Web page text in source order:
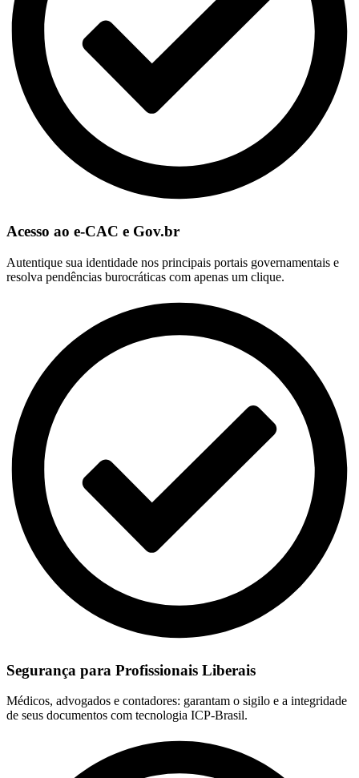
Acesso ao e-CAC e Gov.br
Autentique sua identidade nos principais portais governamentais e
resolva pendências burocráticas com apenas um clique.
Segurança para Profissionais Liberais
Médicos, advogados e contadores: garantam o sigilo e a integridade
de seus documentos com tecnologia ICP-Brasil.